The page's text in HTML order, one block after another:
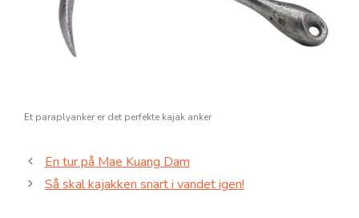
Et paraplyanker er det perfekte kajak anker
En tur på Mae Kuang Dam
Så skal kajakken snart i vandet igen!